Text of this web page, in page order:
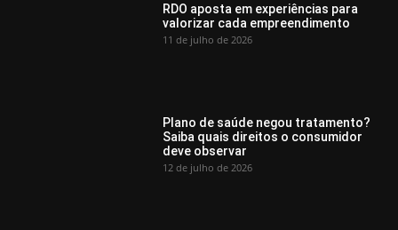
RDO aposta em experiências para
valorizar cada empreendimento
11 de julho de 2026
Plano de saúde negou tratamento?
Saiba quais direitos o consumidor
deve observar
12 de julho de 2026